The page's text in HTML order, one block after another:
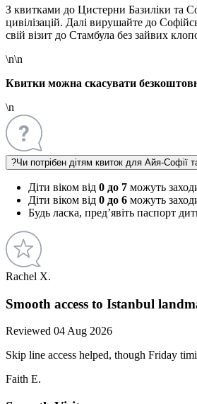
З квитками до Цистерни Базиліки та
цивілізацій. Далі вирушайте до
свій візит до Стамбула без зайвих
\n\n
Квитки можна скасувати
\n
?Чи потрібен дітям квиток для Айя-Софії
Діти віком від 0 до 7 можуть
Діти віком від 0 до 6 можуть
Будь ласка, пред’явіть паспорт
Rachel X.
Smooth access to Istanbul
Reviewed 04 Aug 2026
Skip line access helped, though Friday
Faith E.